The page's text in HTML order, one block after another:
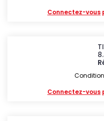
Connectez-vous
Connectez-vous